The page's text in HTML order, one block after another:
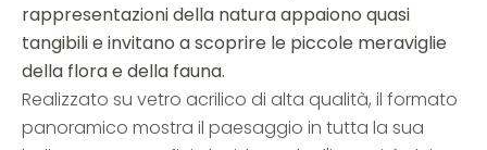
rappresentazioni della natura appaiono quasi
tangibili e invitano a scoprire le piccole meraviglie
della flora e della fauna.
Realizzato su vetro acrilico di alta qualità, il formato
panoramico mostra il paesaggio in tutta la sua